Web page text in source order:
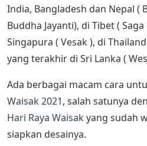
India, Bangladesh dan Nepal (
Buddha Jayanti), di Tibet (
Singapura ( Vesak ), di
yang terakhir di Sri Lanka (
Ada berbagai macam cara
Waisak 2021, salah satunya
Hari Raya Waisakyang sudah
siapkan desainya.